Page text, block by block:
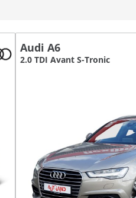
Audi A6
2.0 TDI Avant S-Tronic